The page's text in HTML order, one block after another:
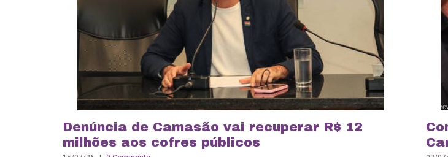
Denúncia de Camasão vai recuperar R$ 12
milhões aos cofres públicos